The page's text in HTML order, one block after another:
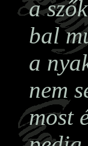
a
bal
a
nem
most